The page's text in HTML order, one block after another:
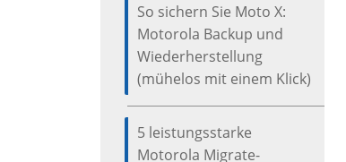
So sichern Sie Moto X:
Motorola Backup und
Wiederherstellung
(mühelos mit einem Klick)
5 leistungsstarke
Motorola Migrate-